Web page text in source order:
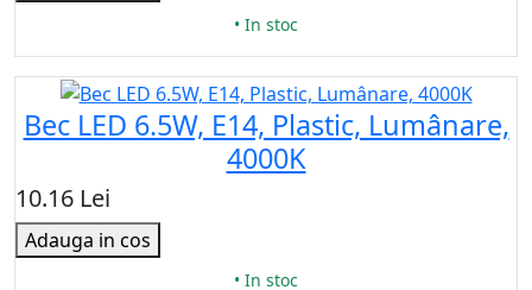
• In stoc
Bec LED 6.5W, E14, Plastic, Lumânare,
4000K
10.16 Lei
Adauga in cos
• In stoc